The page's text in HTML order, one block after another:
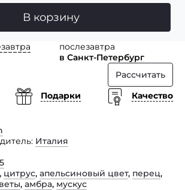
В корзину
послезавтра
в Санкт-Петербург
Рассчитать
Подарки
Качество
Италия
, цитрус, апельсиновый цвет, перец,
, амбра, мускус